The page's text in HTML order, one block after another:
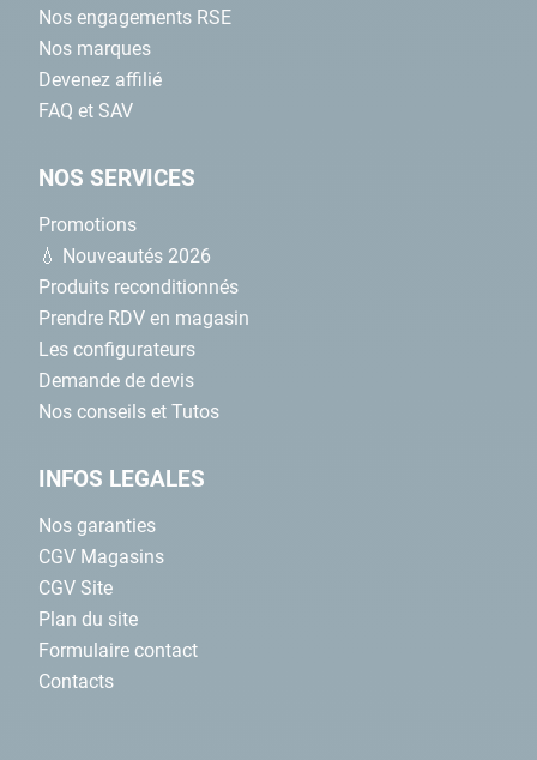
Nos engagements RSE
Nos marques
Devenez affilié
FAQ et SAV
NOS SERVICES
Promotions
💧 Nouveautés 2026
Produits reconditionnés
Prendre RDV en magasin
Les configurateurs
Demande de devis
Nos conseils et Tutos
INFOS LEGALES
Nos garanties
CGV Magasins
CGV Site
Plan du site
Formulaire contact
Contacts